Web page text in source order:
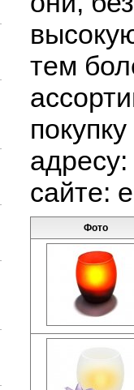
тем
сайте:
Фото